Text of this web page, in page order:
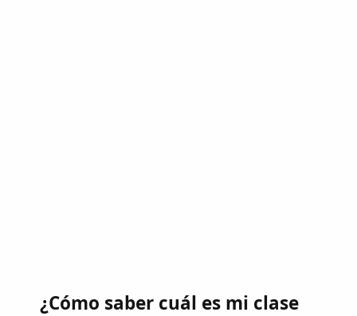
¿Cómo saber cuál es mi clase